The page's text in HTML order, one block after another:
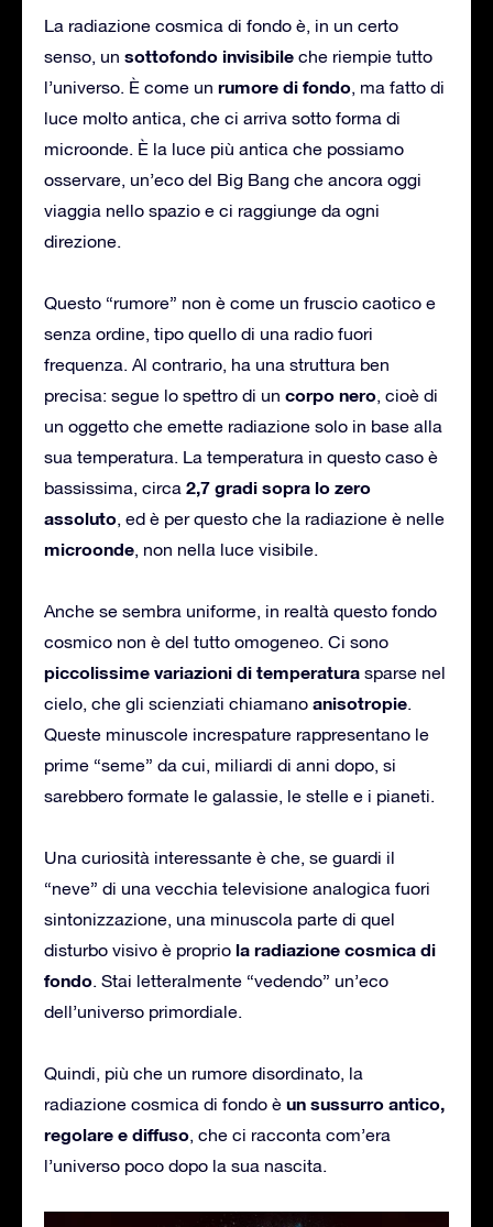
La radiazione cosmica di fondo è, in un certo
senso, un sottofondo invisibile che riempie tutto
l’universo. È come un rumore di fondo, ma fatto di
luce molto antica, che ci arriva sotto forma di
microonde. È la luce più antica che possiamo
osservare, un’eco del Big Bang che ancora oggi
viaggia nello spazio e ci raggiunge da ogni
direzione.
Questo “rumore” non è come un fruscio caotico e
senza ordine, tipo quello di una radio fuori
frequenza. Al contrario, ha una struttura ben
precisa: segue lo spettro di un corpo nero, cioè di
un oggetto che emette radiazione solo in base alla
sua temperatura. La temperatura in questo caso è
bassissima, circa 2,7 gradi sopra lo zero
assoluto, ed è per questo che la radiazione è nelle
microonde, non nella luce visibile.
Anche se sembra uniforme, in realtà questo fondo
cosmico non è del tutto omogeneo. Ci sono
piccolissime variazioni di temperatura sparse nel
cielo, che gli scienziati chiamano anisotropie.
Queste minuscole increspature rappresentano le
prime “seme” da cui, miliardi di anni dopo, si
sarebbero formate le galassie, le stelle e i pianeti.
Una curiosità interessante è che, se guardi il
“neve” di una vecchia televisione analogica fuori
sintonizzazione, una minuscola parte di quel
disturbo visivo è proprio la radiazione cosmica di
fondo. Stai letteralmente “vedendo” un’eco
dell’universo primordiale.
Quindi, più che un rumore disordinato, la
radiazione cosmica di fondo è un sussurro antico,
regolare e diffuso, che ci racconta com’era
l’universo poco dopo la sua nascita.